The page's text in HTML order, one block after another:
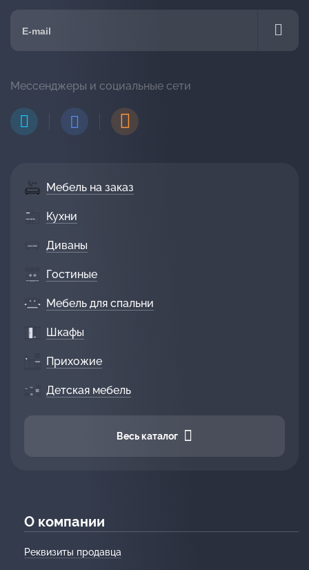
Мебель на заказ
Кухни
Диваны
Гостиные
Мебель для спальни
Шкафы
Прихожие
Детская мебель
Весь каталог
О компании
Реквизиты продавца
Мессенджеры и социальные сети